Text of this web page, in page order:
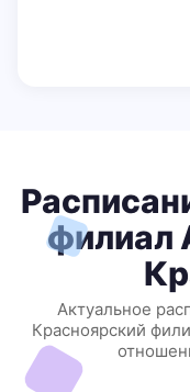
филиал
Актуальное
Красноярский